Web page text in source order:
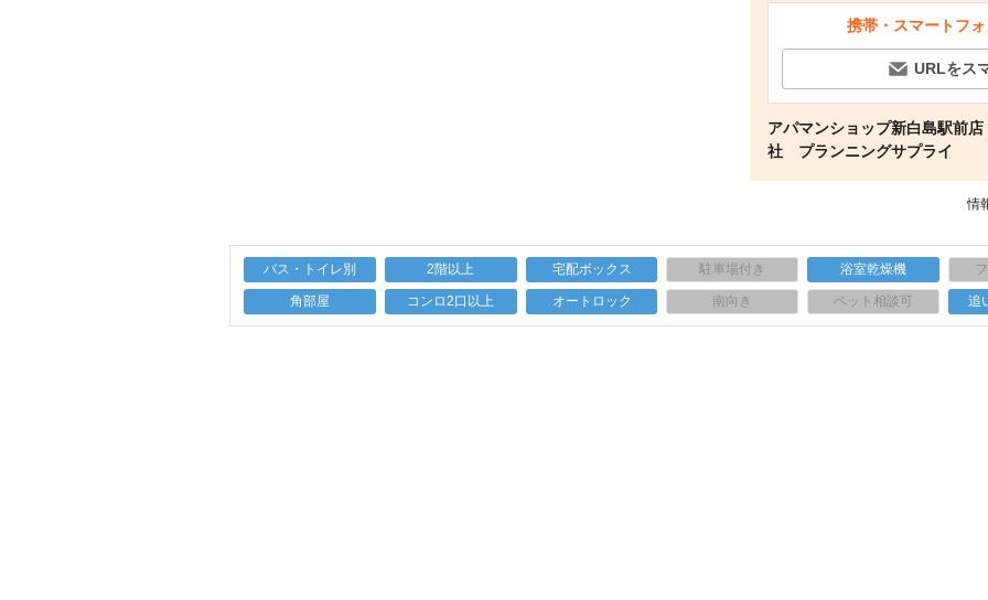
携帯・スマートフ
URLをス
アパマンショップ新白島駅前
社 プランニングサプライ
情
バス・トイレ別 2階以上 宅配ボックス 駐車場付き 浴室乾燥機
角部屋 コンロ2口以上 オートロック 南向き ペット相談可 追